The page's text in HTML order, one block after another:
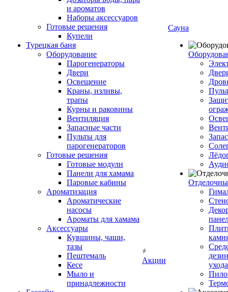
и ароматов
Наборы аксессуаров
Готовые решения
Купели
Турецкая баня
Оборудование
Парогенераторы
Двери
Освещение
Краны, изливы,
трапы
Курны и раковины
Вентиляция
Запасные части
Пульты для
парогенераторов
Готовые решения
Готовые модули
Панели для хамама
Паровые кабины
Ароматизация
Ароматические
насосы
Ароматы для хамама
Аксессуары
Кувшины, чаши,
тазы
Пештемаль
Кесе
Мыло и
принадлежности
Акции
Сауна
ухода